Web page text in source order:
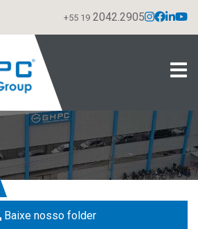
+55 19 2042.2905
Baixe nosso folder